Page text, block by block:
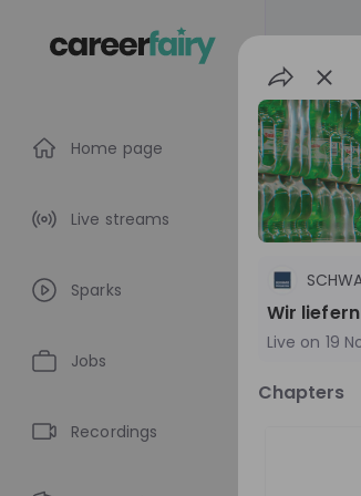
Home page
Live streams
Sparks
Jobs
Recordings
Wir
Live on 19
Chapters